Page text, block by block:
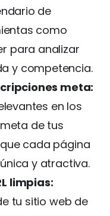
de
como
para analizar
y competencia.
meta:
en los
de tus
cada página
y atractiva.
limpias:
tu sitio web de